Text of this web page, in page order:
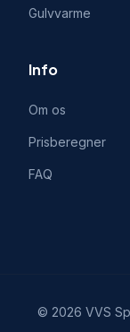
Gulvvarme
Info
Om os
Prisberegner
FAQ
© 2026 VVS